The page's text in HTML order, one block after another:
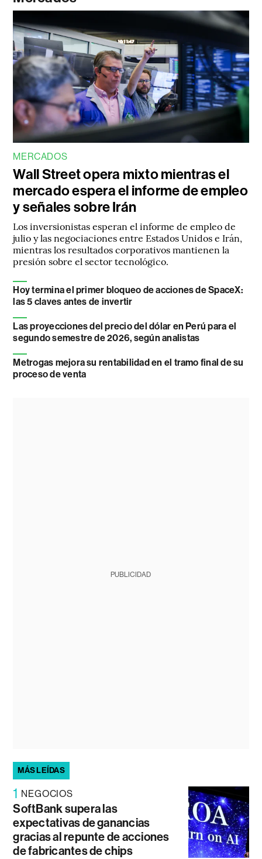
MERCADOS
Wall Street opera mixto mientras el
mercado espera el informe de empleo
y señales sobre Irán
Los inversionistas esperan el informe de empleo de
julio y las negociaciones entre Estados Unidos e Irán,
mientras los resultados corporativos mantienen la
presión sobre el sector tecnológico.
Hoy termina el primer bloqueo de acciones de SpaceX:
las 5 claves antes de invertir
Las proyecciones del precio del dólar en Perú para el
segundo semestre de 2026, según analistas
Metrogas mejora su rentabilidad en el tramo final de su
proceso de venta
PUBLICIDAD
MÁS LEÍDAS
1 NEGOCIOS
SoftBank supera las
expectativas de ganancias
gracias al repunte de acciones
de fabricantes de chips